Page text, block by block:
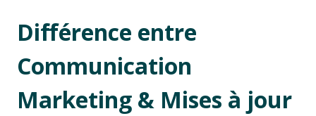
Différence entre
Communication
Marketing & Mises à jour